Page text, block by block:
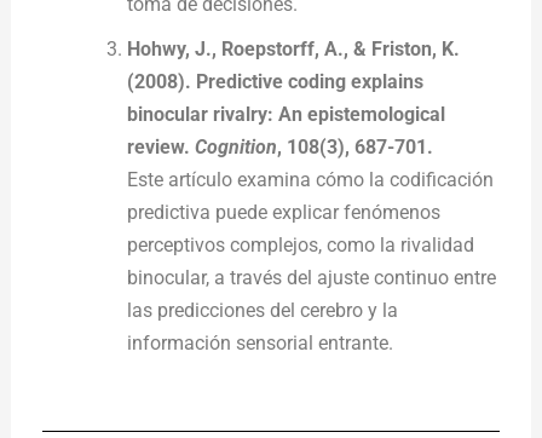
Hohwy, J., Roepstorff, A., & Friston, K.
(2008). Predictive coding explains
binocular rivalry: An epistemological
review. Cognition, 108(3), 687-701.
Este artículo examina cómo la codificación
predictiva puede explicar fenómenos
perceptivos complejos, como la rivalidad
binocular, a través del ajuste continuo entre
las predicciones del cerebro y la
información sensorial entrante.